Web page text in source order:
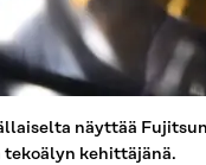
näyttää
tekoälyn kehittäjänä.